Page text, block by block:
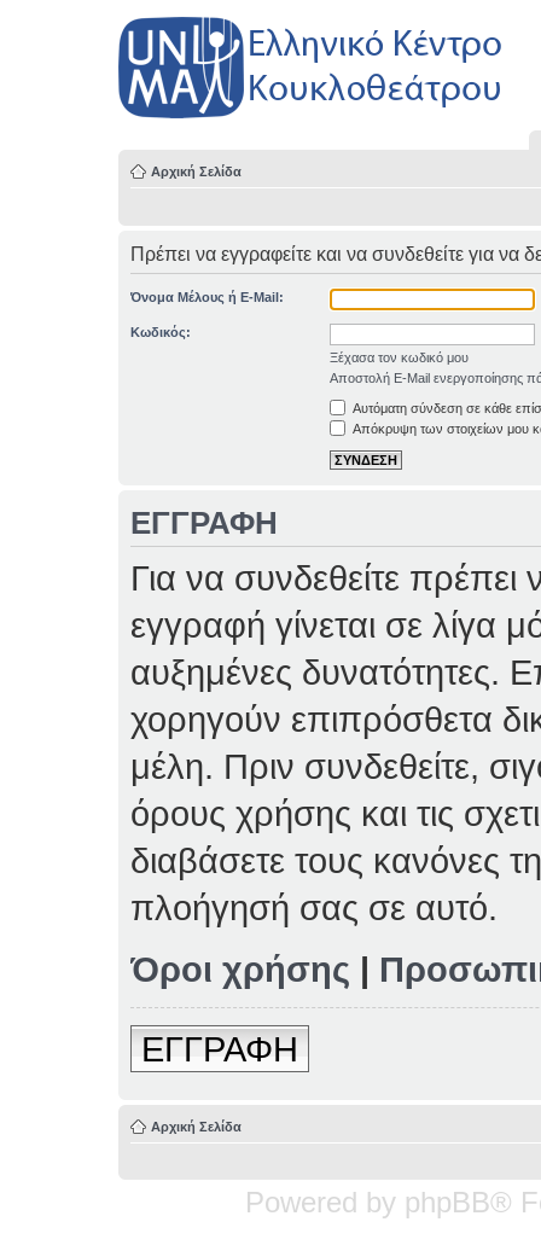
Αρχική Σελίδα
Πρέπει να εγγραφείτε και να συνδεθείτε για να
Όνομα Μέλους ή E-Mail:
Κωδικός:
Ξέχασα τον κωδικό μου
Αποστολή E-Mail ενεργοποίησης
Αυτόματη σύνδεση σε κάθε
Απόκρυψη των στοιχείων μου
ΕΓΓΡΑΦΗ
Για να συνδεθείτε
εγγραφή γίνεται σε λίγα
αυξημένες δυνατότητες.
χορηγούν επιπρόσθετα
μέλη. Πριν συνδεθείτε,
όρους χρήσης και τις
διαβάσετε τους κανόνες
πλοήγησή σας σε αυτό.
Όροι χρήσης |
ΕΓΓΡΑΦΗ
Αρχική Σελίδα
Powered by phpBB®